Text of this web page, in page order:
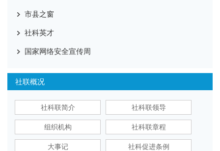
市县之窗
社科英才
国家网络安全宣传周
社联概况
社科联简介 社科联领导
组织机构 社科联章程
大事记 社科促进条例